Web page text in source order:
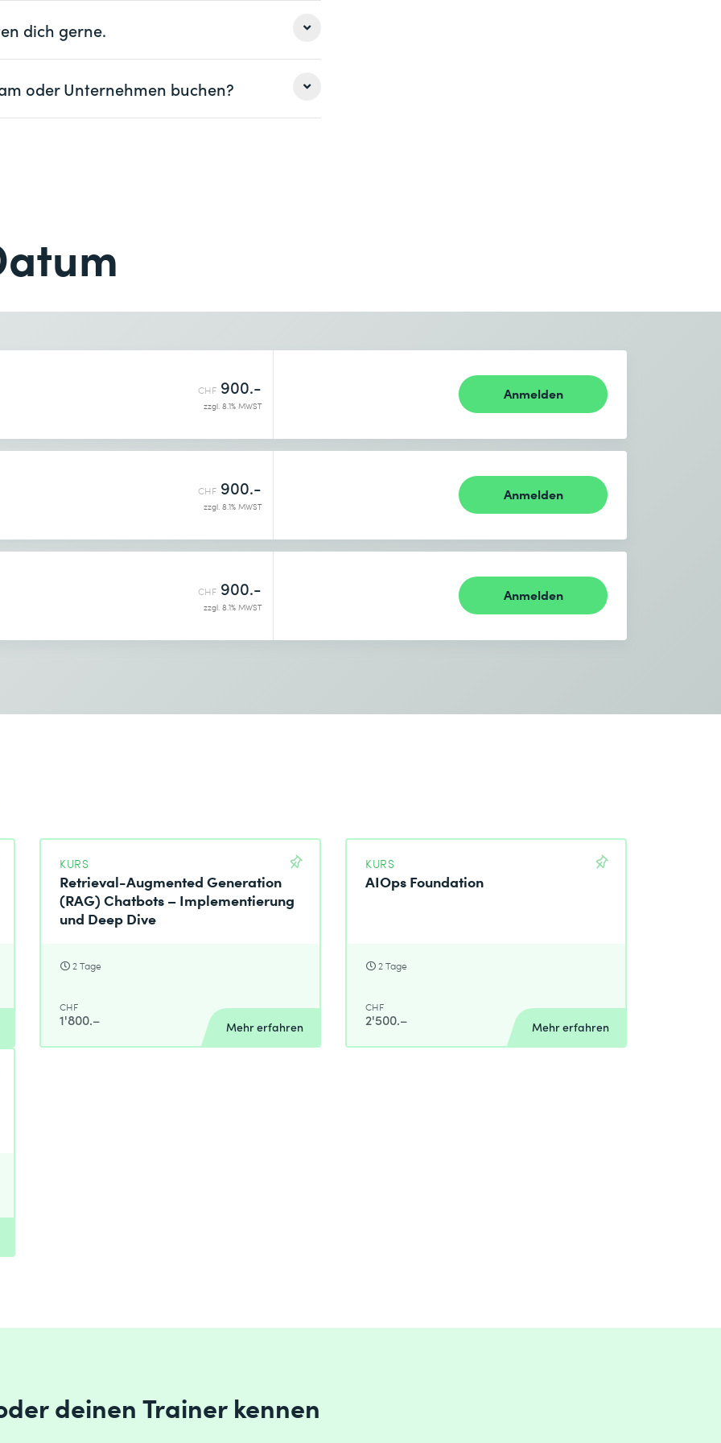
dich gerne.
Nachname *
genommen.
oder Unternehmen buchen?
Telefon *
CHF 900.-
zzgl. 8.1% MWST
Anmelden
CHF 900.-
zzgl. 8.1% MWST
Anmelden
CHF 900.-
zzgl. 8.1% MWST
Anmelden
KURS
Retrieval-Augmented Generation
(RAG) Chatbots – Implementierung
und Deep Dive
2 Tage
CHF
1'800.– Mehr erfahren
KURS
AIOps Foundation
2 Tage
CHF
2'500.– Mehr erfahren
deinen Trainer kennen